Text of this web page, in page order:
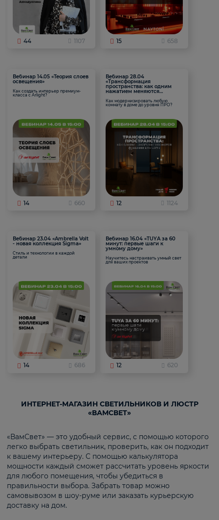
44 1107 15 658
Вебинар 14.05 «Теория слоев
освещения»
Как создать интерьер премиум-
класса с Arlight?
14 660
Вебинар 28.04
«Трансформация
пространства: как одним
нажатием меняются
Как модернизировать любую
комнату в доме до уровня ПРО?
12 1124
Вебинар 23.04 «Ambrella Volt
- новая коллекция Sigma»
Стиль и технологии в каждой
детали
14 686
Вебинар 16.04 «TUYA за 60
минут: первые шаги к
умному дому»
Научитесь настраивать умный свет
для ваших проектов
12 620
ИНТЕРНЕТ-МАГАЗИН СВЕТИЛЬНИКОВ И ЛЮСТР
«ВАМСВЕТ»
«ВамСвет» — это удобный сервис, с помощью которого
легко выбрать светильник, проверить, как он подходит
к вашему интерьеру. С помощью калькулятора
мощности каждый сможет рассчитать уровень яркости
для любого помещения, чтобы убедиться в
правильности выбора. Забрать товар можно
самовывозом в шоу-руме или заказать курьерскую
доставку на дом.